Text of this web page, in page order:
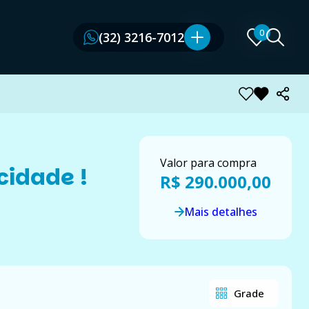
(32) 3216-7012 0
(32) 3216-7012 0
! Valor para compra
R$ 290.000,00
Mais detalhes
Grade